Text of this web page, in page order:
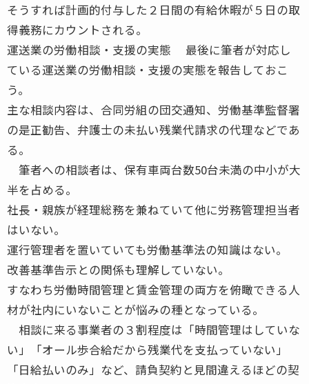
そうすれば計画的付与した２日間の有給休暇が５日の取
得義務にカウントされる。
運送業の労働相談・支援の実態 最後に筆者が対応し
ている運送業の労働相談・支援の実態を報告しておこ
う。
主な相談内容は、合同労組の団交通知、労働基準監督署
の是正勧告、弁護士の未払い残業代請求の代理などであ
る。
筆者への相談者は、保有車両台数50台未満の中小が大
半を占める。
社長・親族が経理総務を兼ねていて他に労務管理担当者
はいない。
運行管理者を置いていても労働基準法の知識はない。
改善基準告示との関係も理解していない。
すなわち労働時間管理と賃金管理の両方を俯瞰できる人
材が社内にいないことが悩みの種となっている。
相談に来る事業者の３割程度は「時間管理はしていな
い」「オール歩合給だから残業代を支払っていない」
「日給払いのみ」など、請負契約と見間違えるほどの契